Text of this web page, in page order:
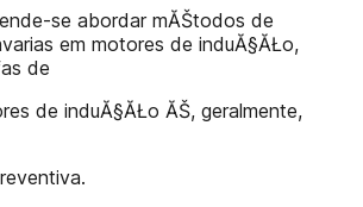
se abordar mĂŠtodos de
em motores de induĂ§ĂŁo,
de
de induĂ§ĂŁo ĂŠ, geralmente,